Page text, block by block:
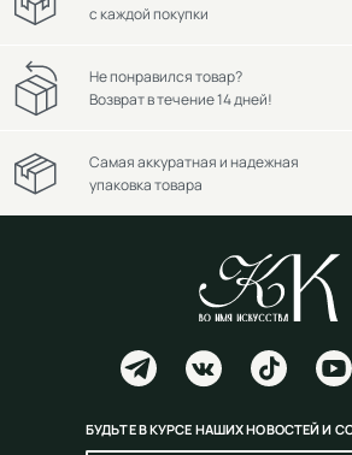
с каждой покупки
Не понравился товар?
Возврат в течение 14 дней!
Самая аккуратная и надежная
упаковка товара
БУДЬТЕ В КУРСЕ НАШИХ НОВОСТЕЙ И